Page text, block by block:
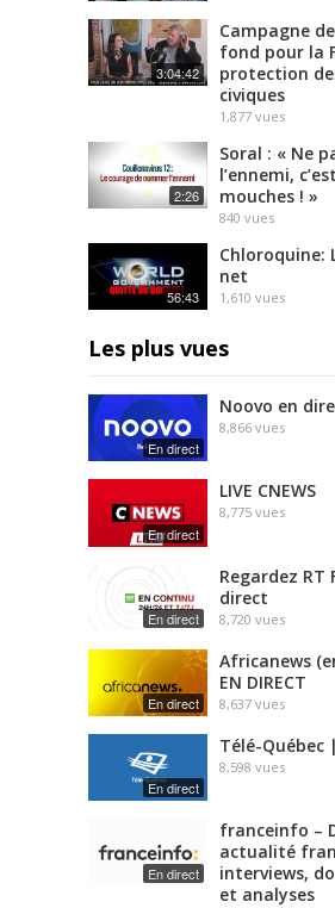
3:04:42
Campagne
fond pour la
protection
civiques
1,877 vues
2:26
Soral : « Ne
l’ennemi,
mouches ! »
840 vues
56:43
Chloroquine:
net
1,610 vues
Les plus vues
En direct
Noovo en
8,866 vues
En direct
LIVE CNEWS
8,775 vues
En direct
Regardez RT
direct
8,720 vues
En direct
Africanews
EN DIRECT
8,637 vues
En direct
Télé-Québec
8,598 vues
En direct
franceinfo –
actualité
interviews,
et analyses